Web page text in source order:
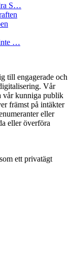
S…
inte …
till engagerade och
Vår
vår kunniga publik
främst på intäkter
eller
eller överföra
ett privatägt